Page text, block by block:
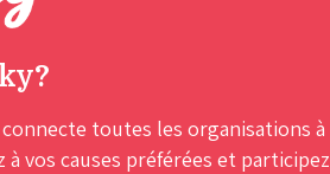
toutes les organisations à
vos causes préférées et participez